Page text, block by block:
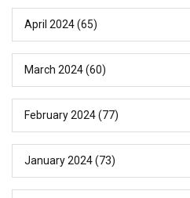
April 2024(65)
March 2024(60)
February 2024(77)
January 2024(73)